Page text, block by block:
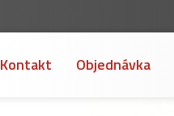
Kontakt Objednávka